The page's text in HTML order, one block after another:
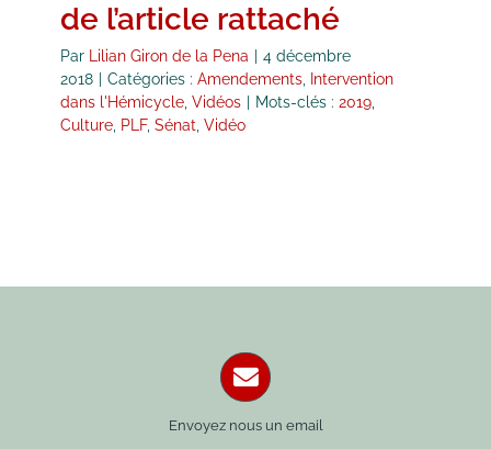
de l’article rattaché
Par Lilian Giron de la Pena
4 décembre
2018
Catégories : Amendements
Intervention
dans l'Hémicycle Vidéos Mots-clés : 2019
Culture PLF, Sénat Vidéo
Envoyez nous un email